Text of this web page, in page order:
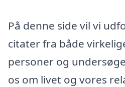
På denne side vil vi
citater fra både
personer og
os om livet og vores